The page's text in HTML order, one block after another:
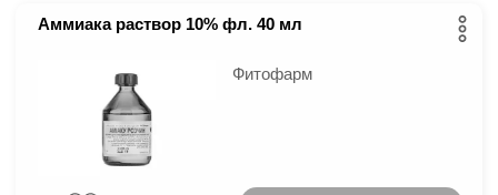
Аммиака раствор 10% фл. 40 мл
Фитофарм